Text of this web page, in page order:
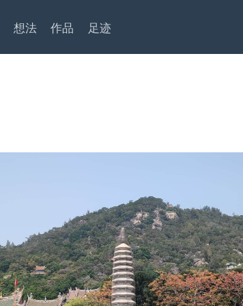
想法 作品 足迹